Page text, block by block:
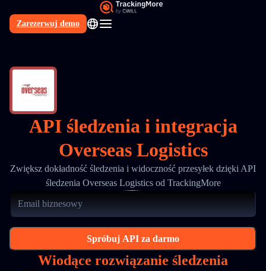
Zarezerwuj demo
PL
API śledzenia i integracja
Overseas Logistics
Zwiększ dokładność śledzenia i widoczność przesyłek dzięki API
śledzenia Overseas Logistics od TrackingMore
Spróbuj API za darmo
Wiodące rozwiązanie śledzenia